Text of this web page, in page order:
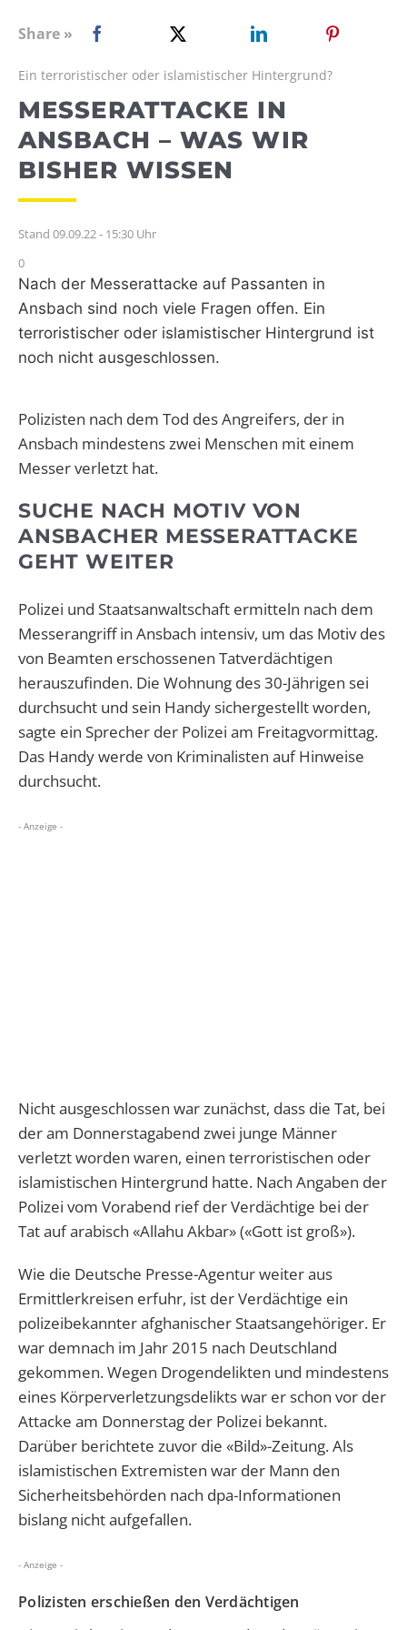
WEBRADIO
Share »
Ein terroristischer oder islamistischer Hintergrund?
MESSERATTACKE IN
ANSBACH – WAS WIR
BISHER WISSEN
Stand 09.09.22 - 15:30 Uhr
0
Nach der Messerattacke auf Passanten in
Ansbach sind noch viele Fragen offen. Ein
terroristischer oder islamistischer Hintergrund ist
noch nicht ausgeschlossen.
Polizisten nach dem Tod des Angreifers, der in
Ansbach mindestens zwei Menschen mit einem
Messer verletzt hat.
SUCHE NACH MOTIV VON
ANSBACHER MESSERATTACKE
GEHT WEITER
Polizei und Staatsanwaltschaft ermitteln nach dem
Messerangriff in Ansbach intensiv, um das Motiv des
von Beamten erschossenen Tatverdächtigen
herauszufinden. Die Wohnung des 30-Jährigen sei
durchsucht und sein Handy sichergestellt worden,
sagte ein Sprecher der Polizei am Freitagvormittag.
Das Handy werde von Kriminalisten auf Hinweise
durchsucht.
- Anzeige -
Nicht ausgeschlossen war zunächst, dass die Tat, bei
der am Donnerstagabend zwei junge Männer
verletzt worden waren, einen terroristischen oder
islamistischen Hintergrund hatte. Nach Angaben der
Polizei vom Vorabend rief der Verdächtige bei der
Tat auf arabisch «Allahu Akbar» («Gott ist groß»).
Wie die Deutsche Presse-Agentur weiter aus
Ermittlerkreisen erfuhr, ist der Verdächtige ein
polizeibekannter afghanischer Staatsangehöriger. Er
war demnach im Jahr 2015 nach Deutschland
gekommen. Wegen Drogendelikten und mindestens
eines Körperverletzungsdelikts war er schon vor der
Attacke am Donnerstag der Polizei bekannt.
Darüber berichtete zuvor die «Bild»-Zeitung. Als
islamistischen Extremisten war der Mann den
Sicherheitsbehörden nach dpa-Informationen
bislang nicht aufgefallen.
- Anzeige -
Polizisten erschießen den Verdächtigen